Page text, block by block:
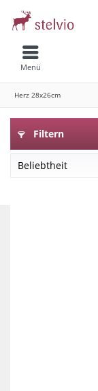
Menü
Herz 28x26cm
Filtern